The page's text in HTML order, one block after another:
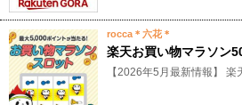
rocca＊六花＊
楽天お買い物マラソン
【2026年5月最新情報】 楽